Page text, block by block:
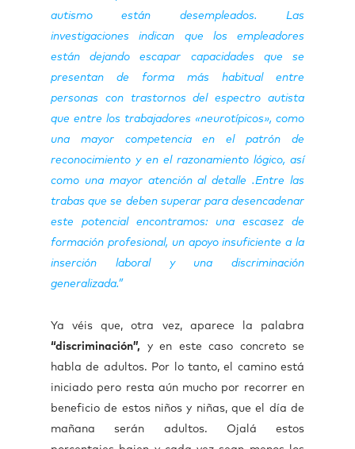
autismo están desempleados. Las
investigaciones indican que los empleadores
están dejando escapar capacidades que se
presentan de forma más habitual entre
personas con trastornos del espectro autista
que entre los trabajadores «neurotípicos», como
una mayor competencia en el patrón de
reconocimiento y en el razonamiento lógico, así
como una mayor atención al detalle .Entre las
trabas que se deben superar para desencadenar
este potencial encontramos: una escasez de
formación profesional, un apoyo insuficiente a la
inserción laboral y una discriminación
generalizada.”
Ya véis que, otra vez, aparece la palabra
“discriminación”, y en este caso concreto se
habla de adultos. Por lo tanto, el camino está
iniciado pero resta aún mucho por recorrer en
beneficio de estos niños y niñas, que el día de
mañana serán adultos. Ojalá estos